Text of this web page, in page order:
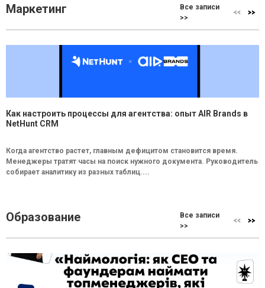
Маркетинг
Все записи
>>
Как настроить процессы для агентства: опыт AIR Brands в
NetHunt CRM
Когда агентство растет, главным дефицитом становится время.
Менеджеры тратят часы на поиск нужного документа. Руководитель
собирает аналитику из разных таблиц....
Образование
Все записи
>>